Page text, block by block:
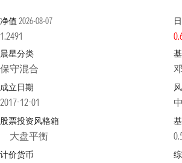
净值 2026-08-07
1.2491
晨星分类
保守混合
成立日期
2017-12-01
股票投资风格箱
大盘平衡
计价货币